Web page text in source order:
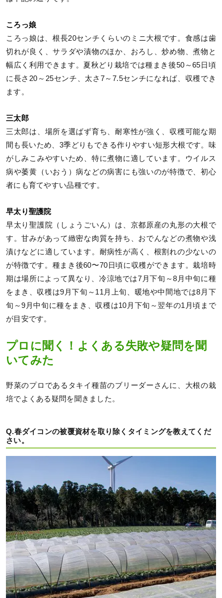
ころっ娘
ころっ娘は、根長20センチくらいのミニ大根です。食感は歯
切れが良く、サラダや漬物のほか、おろし、炒め物、煮物と
幅広く利用できます。夏秋どり栽培では種まき後50～65日頃
に長さ20～25センチ、太さ7～7.5センチになれば、収穫でき
ます。
三太郎
三太郎は、場所を選ばず育ち、耐寒性が強く、収穫可能な期
間も長いため、3季どりもできる作りやすい短形大根です。味
がしみこみやすいため、特に煮物に適しています。ウイルス
病や萎黄（いおう）病などの病害にも強いのが特徴で、初心
者にも育てやすい品種です。
早太り聖護院
早太り聖護院（しょうごいん）は、京都原産の丸形の大根で
す。甘みがあって緻密な肉質を持ち、おでんなどの煮物や浅
漬けなどに適しています。耐病性が高く、根割れの少ないの
が特徴です。種まき後60〜70日頃に収穫ができます。栽培時
期は場所によって異なり、冷涼地では7月下旬～8月中旬に種
をまき、収穫は9月下旬～11月上旬、暖地や中間地では8月下
旬～9月中旬に種をまき、収穫は10月下旬～翌年の1月頃まで
が目安です。
プロに聞く！よくある失敗や疑問を聞
いてみた
野菜のプロであるタキイ種苗のブリーダーさんに、大根の栽
培でよくある疑問を聞きました。
Q.春ダイコンの被覆資材を取り除くタイミングを教えてくだ
さい。